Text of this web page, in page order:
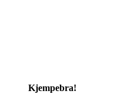
Kjempebra!